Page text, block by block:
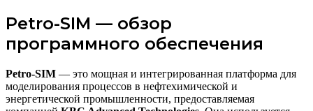
Petro-SIM — обзор
программного обеспечения
Petro-SIM — это мощная и интегрированная платформа для
моделирования процессов в нефтехимической и
энергетической промышленности, предоставляемая